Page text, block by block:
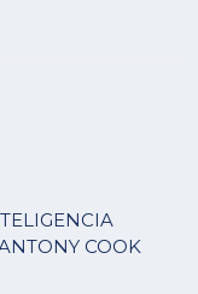
COOK